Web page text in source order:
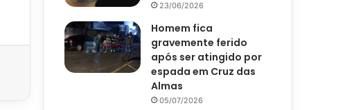
23/06/2026
Homem fica
gravemente ferido
após ser atingido por
espada em Cruz das
Almas
05/07/2026